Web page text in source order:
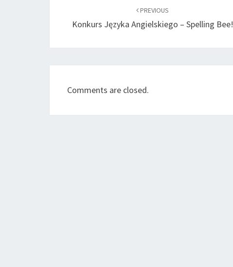
PREVIOUS
Konkurs Języka Angielskiego – Spelling Bee!
Comments are closed.